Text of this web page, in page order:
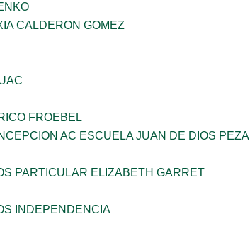
CALDERON GOMEZ
FROEBEL
AC ESCUELA JUAN DE DIOS PEZA
PARTICULAR ELIZABETH GARRET
INDEPENDENCIA